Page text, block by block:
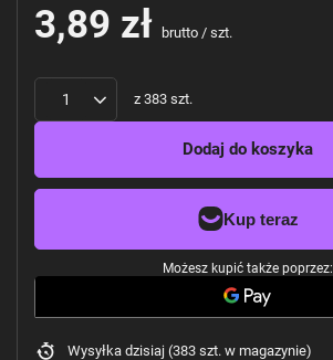
3,89 zł brutto / szt.
z 383 szt.
Dodaj do koszyka
Możesz kupić także poprzez:
Wysyłka dzisiaj (383 szt. w magazynie)